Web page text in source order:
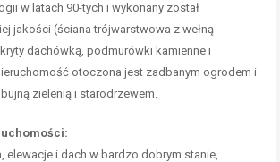
w latach 90-tych i wykonany został
jakości (ściana trójwarstwowa z wełną
dachówką, podmurówki kamienne i
otoczona jest zadbanym ogrodem i
zielenią i starodrzewem.
elewacje i dach w bardzo dobrym stanie,